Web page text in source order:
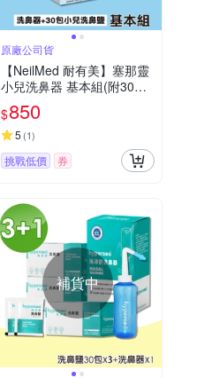
原廠公司貨
【NeilMed 耐有美】塞那靈
小兒洗鼻器 基本組(附30包
鹽)
$850
5 (1)
挑戰低價 券
補貨中